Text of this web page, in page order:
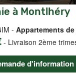
à Montlhéry
- Appartements
- Livraison 2ème
d'information